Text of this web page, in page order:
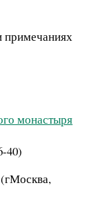
примечаниях
монастыря
40)